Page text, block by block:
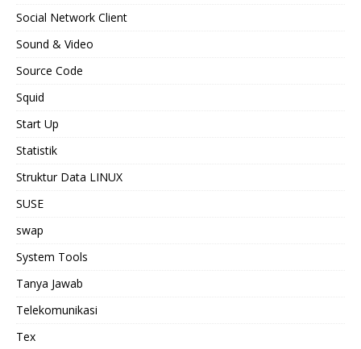
Social Network Client
Sound & Video
Source Code
Squid
Start Up
Statistik
Struktur Data LINUX
SUSE
swap
System Tools
Tanya Jawab
Telekomunikasi
Tex